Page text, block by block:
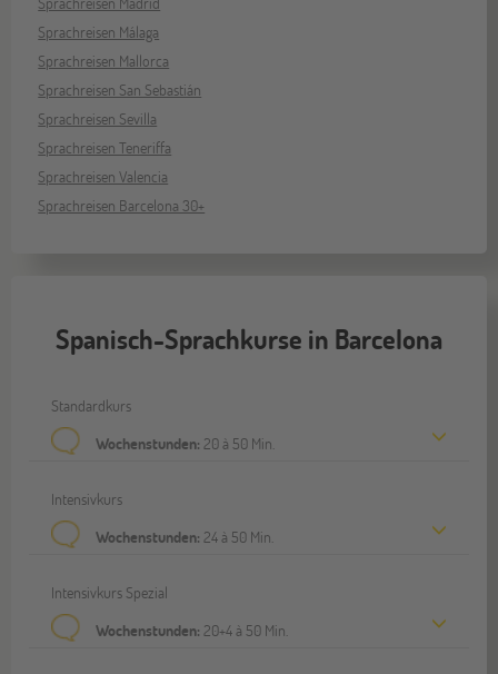
Sprachreisen Málaga
Sprachreisen Mallorca
Sprachreisen San Sebastián
Sprachreisen Sevilla
Sprachreisen Teneriffa
Sprachreisen Valencia
Sprachreisen Barcelona 30+
Spanisch-Sprachkurse in Barcelona
Standardkurs
Wochenstunden: 20 à 50 Min.
Intensivkurs
Wochenstunden: 24 à 50 Min.
Intensivkurs Spezial
Wochenstunden: 20+4 à 50 Min.